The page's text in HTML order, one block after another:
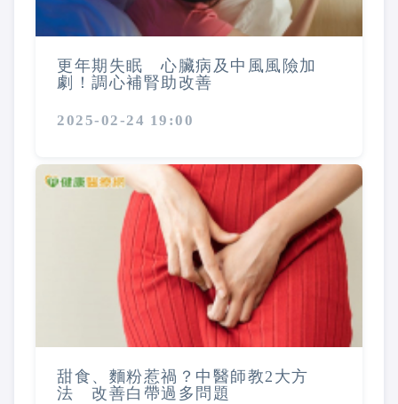
更年期失眠 心臟病及中風風險加
劇！調心補腎助改善
2025-02-24 19:00
甜食、麵粉惹禍？中醫師教2大方
法 改善白帶過多問題